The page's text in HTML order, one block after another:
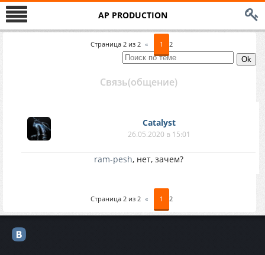
AP PRODUCTION
Страница 2 из 2 « 1 2
Связь(общение)
Catalyst
26.05.2020 в 15:01
ram-pesh, нет, зачем?
Страница 2 из 2 « 1 2